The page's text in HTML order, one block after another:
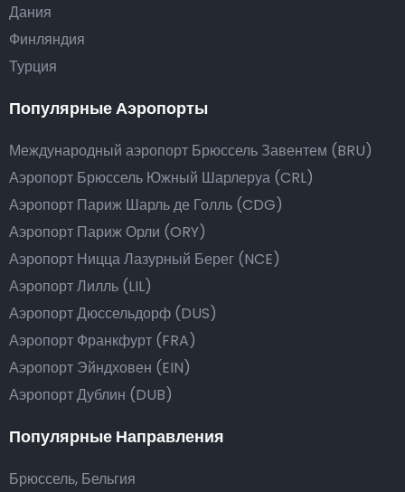
Дания
Финляндия
Турция
Популярные Аэропорты
Международный аэропорт Брюссель Завентем (BRU)
Аэропорт Брюссель Южный Шарлеруа (CRL)
Аэропорт Париж Шарль де Голль (CDG)
Аэропорт Париж Орли (ORY)
Аэропорт Ницца Лазурный Берег (NCE)
Аэропорт Лилль (LIL)
Аэропорт Дюссельдорф (DUS)
Аэропорт Франкфурт (FRA)
Аэропорт Эйндховен (EIN)
Аэропорт Дублин (DUB)
Популярные Направления
Брюссель, Бельгия